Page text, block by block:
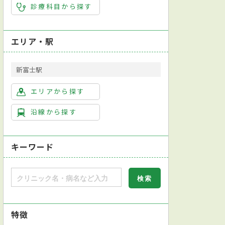
診療科目から探す
エリア・駅
新富士駅
エリアから探す
沿線から探す
キーワード
特徴